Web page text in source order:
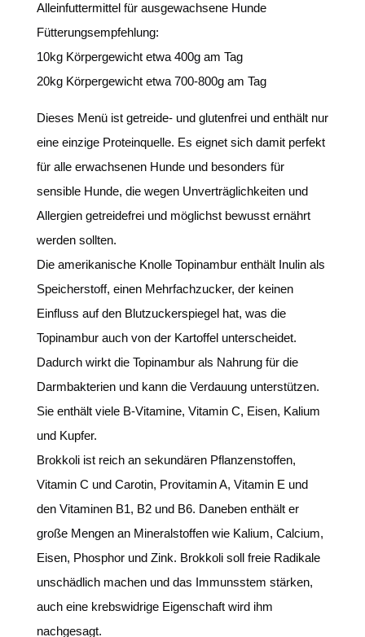
Alleinfuttermittel für ausgewachsene Hunde
Fütterungsempfehlung:
10kg Körpergewicht etwa 400g am Tag
20kg Körpergewicht etwa 700-800g am Tag
Dieses Menü ist getreide- und glutenfrei und enthält nur
eine einzige Proteinquelle. Es eignet sich damit perfekt
für alle erwachsenen Hunde und besonders für
sensible Hunde, die wegen Unverträglichkeiten und
Allergien getreidefrei und möglichst bewusst ernährt
werden sollten.
Die amerikanische Knolle Topinambur enthält Inulin als
Speicherstoff, einen Mehrfachzucker, der keinen
Einfluss auf den Blutzuckerspiegel hat, was die
Topinambur auch von der Kartoffel unterscheidet.
Dadurch wirkt die Topinambur als Nahrung für die
Darmbakterien und kann die Verdauung unterstützen.
Sie enthält viele B-Vitamine, Vitamin C, Eisen, Kalium
und Kupfer.
Brokkoli ist reich an sekundären Pflanzenstoffen,
Vitamin C und Carotin, Provitamin A, Vitamin E und
den Vitaminen B1, B2 und B6. Daneben enthält er
große Mengen an Mineralstoffen wie Kalium, Calcium,
Eisen, Phosphor und Zink. Brokkoli soll freie Radikale
unschädlich machen und das Immunsstem stärken,
auch eine krebswidrige Eigenschaft wird ihm
nachgesagt.